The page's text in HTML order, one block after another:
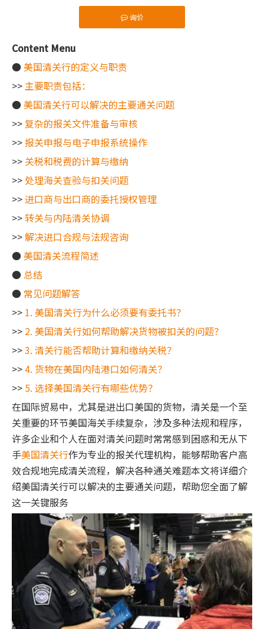
询价
["wechat"]
Content Menu
● 美国清关行的定义与职责
>>主要职责包括：
● 美国清关行可以解决的主要通关问题
>>复杂的报关文件准备与审核
>>报关申报与电子申报系统操作
>> 关税和税费的计算与缴纳
>> 处理海关查验与扣关问题
>>进口商与出口商的委托授权管理
>> 转关与内陆清关协调
>>解决进口合规与法规咨询
● 美国清关流程简述
● 总结
● 常见问题解答
>> 1. 美国清关行为什么必须要有委托书？
>> 2. 美国清关行如何帮助解决货物被扣关的问题？
>>3. 清关行能否帮助计算和缴纳关税？
>>4. 货物在美国内陆港口如何清关？
>> 5. 选择美国清关行有哪些优势？
在国际贸易中，尤其是进出口美国的货物，清关是一个至
关重要的环节美国海关手续复杂，涉及多种法规和程序，
许多企业和个人在面对清关问题时常常感到困惑和无从下
手美国清关行作为专业的报关代理机构，能够帮助客户高
效合规地完成清关流程，解决各种通关难题本文将详细介
绍美国清关行可以解决的主要通关问题，帮助您全面了解
这一关键服务